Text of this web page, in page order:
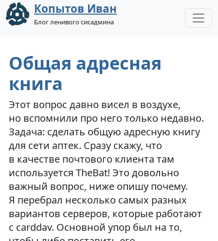
Копытов Иван
Блог ленивого сисадмина
Общая адресная
книга
Этот вопрос давно висел в воздухе,
но вспомнили про него только недавно.
Задача: сделать общую адресную книгу
для сети аптек. Сразу скажу, что
в качестве почтового клиента там
используется TheBat! Это довольно
важный вопрос, ниже опишу почему.
Я перебрал несколько самых разных
вариантов серверов, которые работают
с carddav. Основной упор был на то,